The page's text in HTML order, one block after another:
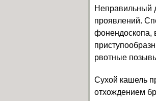
Неправильный
проявлений.
фонендоскопа,
рвотные
Сухой кашель
отхождением